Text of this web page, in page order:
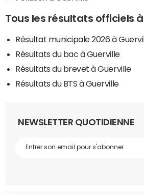
Tous les résultats officiels
Résultat municipale 2026 à
Résultats du bac à Guerville
Résultats du brevet à Guerville
Résultats du BTS à Guerville
NEWSLETTER QUOTIDIENNE